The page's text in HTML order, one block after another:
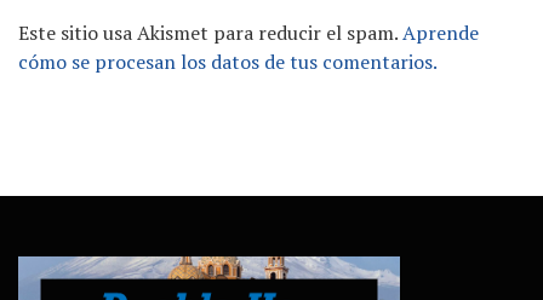
Este sitio usa Akismet para reducir el spam.Aprende
cómo se procesan los datos de tus comentarios.